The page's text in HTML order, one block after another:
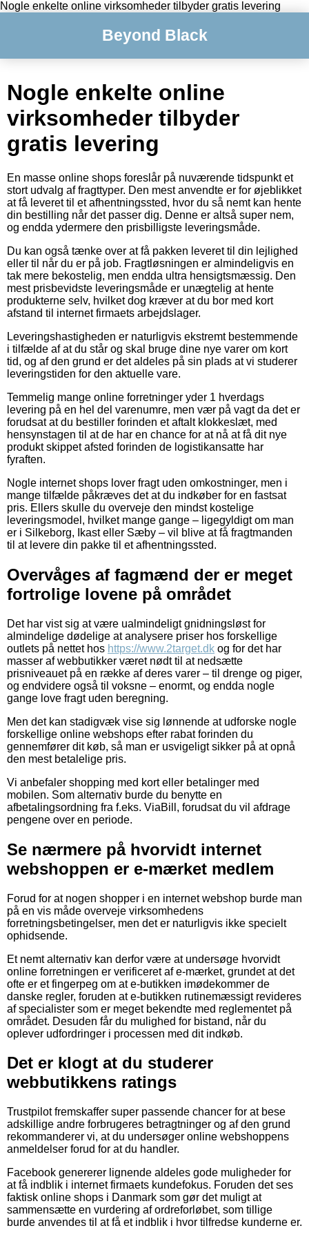
Nogle enkelte online virksomheder tilbyder gratis levering
Beyond Black
Nogle enkelte online
virksomheder tilbyder
gratis levering
En masse online shops foreslår på nuværende tidspunkt et
stort udvalg af fragttyper. Den mest anvendte er for øjeblikket
at få leveret til et afhentningssted, hvor du så nemt kan hente
din bestilling når det passer dig. Denne er altså super nem,
og endda ydermere den prisbilligste leveringsmåde.
Du kan også tænke over at få pakken leveret til din lejlighed
eller til når du er på job. Fragtløsningen er almindeligvis en
tak mere bekostelig, men endda ultra hensigtsmæssig. Den
mest prisbevidste leveringsmåde er unægtelig at hente
produkterne selv, hvilket dog kræver at du bor med kort
afstand til internet firmaets arbejdslager.
Leveringshastigheden er naturligvis ekstremt bestemmende
i tilfælde af at du står og skal bruge dine nye varer om kort
tid, og af den grund er det aldeles på sin plads at vi studerer
leveringstiden for den aktuelle vare.
Temmelig mange online forretninger yder 1 hverdags
levering på en hel del varenumre, men vær på vagt da det er
forudsat at du bestiller forinden et aftalt klokkeslæt, med
hensynstagen til at de har en chance for at nå at få dit nye
produkt skippet afsted forinden de logistikansatte har
fyraften.
Nogle internet shops lover fragt uden omkostninger, men i
mange tilfælde påkræves det at du indkøber for en fastsat
pris. Ellers skulle du overveje den mindst kostelige
leveringsmodel, hvilket mange gange – ligegyldigt om man
er i Silkeborg, Ikast eller Sæby – vil blive at få fragtmanden
til at levere din pakke til et afhentningssted.
Overvåges af fagmænd der er meget
fortrolige lovene på området
Det har vist sig at være ualmindeligt gnidningsløst for
almindelige dødelige at analysere priser hos forskellige
outlets på nettet hos https://www.2target.dk og for det har
masser af webbutikker været nødt til at nedsætte
prisniveauet på en række af deres varer – til drenge og piger,
og endvidere også til voksne – enormt, og endda nogle
gange love fragt uden beregning.
Men det kan stadigvæk vise sig lønnende at udforske nogle
forskellige online webshops efter rabat forinden du
gennemfører dit køb, så man er usvigeligt sikker på at opnå
den mest betalelige pris.
Vi anbefaler shopping med kort eller betalinger med
mobilen. Som alternativ burde du benytte en
afbetalingsordning fra f.eks. ViaBill, forudsat du vil afdrage
pengene over en periode.
Se nærmere på hvorvidt internet
webshoppen er e-mærket medlem
Forud for at nogen shopper i en internet webshop burde man
på en vis måde overveje virksomhedens
forretningsbetingelser, men det er naturligvis ikke specielt
ophidsende.
Et nemt alternativ kan derfor være at undersøge hvorvidt
online forretningen er verificeret af e-mærket, grundet at det
ofte er et fingerpeg om at e-butikken imødekommer de
danske regler, foruden at e-butikken rutinemæssigt revideres
af specialister som er meget bekendte med reglementet på
området. Desuden får du mulighed for bistand, når du
oplever udfordringer i processen med dit indkøb.
Det er klogt at du studerer
webbutikkens ratings
Trustpilot fremskaffer super passende chancer for at bese
adskillige andre forbrugeres betragtninger og af den grund
rekommanderer vi, at du undersøger online webshoppens
anmeldelser forud for at du handler.
Facebook genererer lignende aldeles gode muligheder for
at få indblik i internet firmaets kundefokus. Foruden det ses
faktisk online shops i Danmark som gør det muligt at
sammensætte en vurdering af ordreforløbet, som tillige
burde anvendes til at få et indblik i hvor tilfredse kunderne er.